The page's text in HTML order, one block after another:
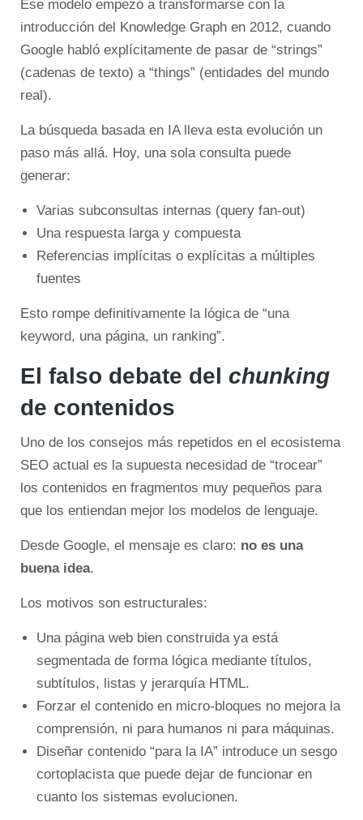
Ese modelo empezó a transformarse con la
introducción del Knowledge Graph en 2012, cuando
Google habló explícitamente de pasar de “strings”
(cadenas de texto) a “things” (entidades del mundo
real).
La búsqueda basada en IA lleva esta evolución un
paso más allá. Hoy, una sola consulta puede
generar:
Varias subconsultas internas (query fan-out)
Una respuesta larga y compuesta
Referencias implícitas o explícitas a múltiples
fuentes
Esto rompe definitivamente la lógica de “una
keyword, una página, un ranking”.
El falso debate del chunking
de contenidos
Uno de los consejos más repetidos en el ecosistema
SEO actual es la supuesta necesidad de “trocear”
los contenidos en fragmentos muy pequeños para
que los entiendan mejor los modelos de lenguaje.
Desde Google, el mensaje es claro: no es una
buena idea.
Los motivos son estructurales:
Una página web bien construida ya está
segmentada de forma lógica mediante títulos,
subtítulos, listas y jerarquía HTML.
Forzar el contenido en micro-bloques no mejora la
comprensión, ni para humanos ni para máquinas.
Diseñar contenido “para la IA” introduce un sesgo
cortoplacista que puede dejar de funcionar en
cuanto los sistemas evolucionen.